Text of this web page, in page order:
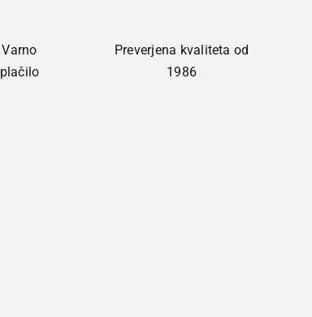
Varno
plačilo
Preverjena kvaliteta od
1986